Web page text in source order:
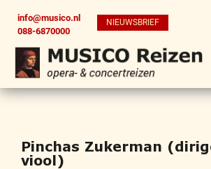
info@musico.nl
088-6870000
NIEUWSBRIEF
Pinchas Zukerman
viool)